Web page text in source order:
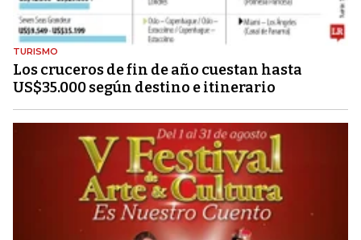
TURISMO
Los cruceros de fin de año cuestan hasta
US$35.000 según destino e itinerario